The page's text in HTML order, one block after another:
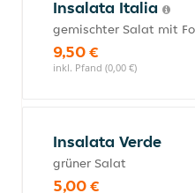
Insalata Italia
gemischter Salat mit
9,50 €
inkl. Pfand (0,00 €)
Insalata Verde
grüner Salat
5,00 €